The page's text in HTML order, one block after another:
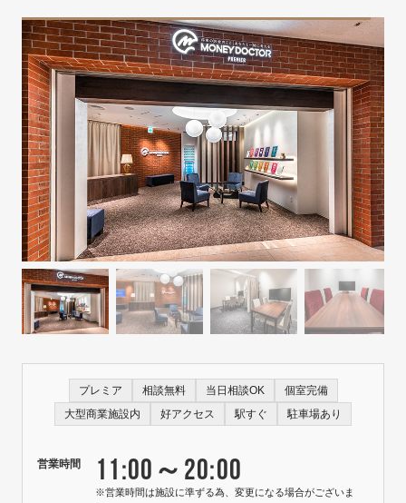
プレミア 相談無料 当日相談OK
個室完備
大型商業施設内
好アクセス 駅すぐ 駐車場あり
営業時間 11:00～20:00
※営業時間は施設に準ずる為、変更になる場合がございま